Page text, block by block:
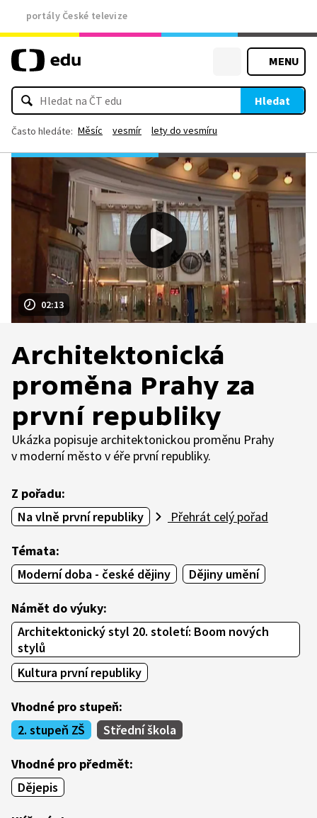
portály České televize
MENU
Hledat
Často hledáte: Měsíc vesmír lety do vesmíru
02:13
Architektonická
proměna Prahy za
první republiky
Ukázka popisuje architektonickou proměnu Prahy
v moderní město v éře první republiky.
Z pořadu:
Na vlně první republiky
Přehrát celý pořad
Témata:
Moderní doba - české dějiny
Dějiny umění
Námět do výuky:
Architektonický styl 20. století: Boom nových
stylů
Kultura první republiky
Vhodné pro stupeň:
2. stupeň ZŠ
Střední škola
Vhodné pro předmět:
Dějepis